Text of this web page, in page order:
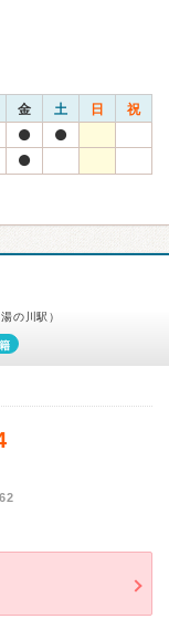
金 土 日 祝
の川駅）